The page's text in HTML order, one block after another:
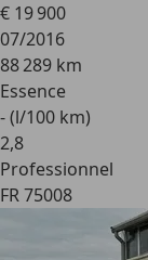
€ 19 900
07/2016
88 289 km
Essence
- (l/100 km)
2,8
Professionnel
FR 75008